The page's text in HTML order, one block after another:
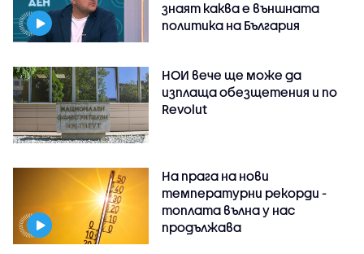
знаят каква е външната
политика на България
НОИ вече ще може да
изплаща обезщетения и по
Revolut
На прага на нови
температурни рекорди -
топлата вълна у нас
продължава